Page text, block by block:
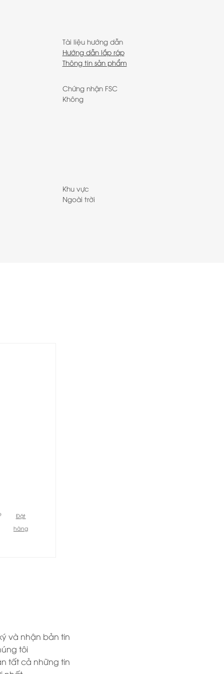
Tài liệu hướng dẫn
Hướng dẫn lắp ráp
Thông tin sản phẩm
Chứng nhận FSC
Không
Khu vực
Ngoài trời
Đặt
hàng
và nhận bản tin
tôi
tất cả những tin